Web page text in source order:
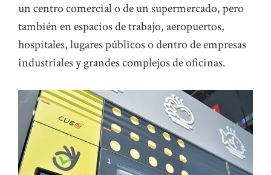
un centro comercial o de un supermercado, pero
también en espacios de trabajo, aeropuertos,
hospitales, lugares públicos o dentro de empresas
industriales y grandes complejos de oficinas.